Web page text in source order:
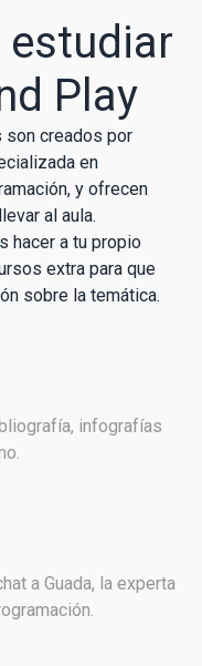
estudiar
Play
son creados por
en
y ofrecen
al aula.
hacer a tu propio
extra para que
sobre la temática.
infografías
a Guada, la experta